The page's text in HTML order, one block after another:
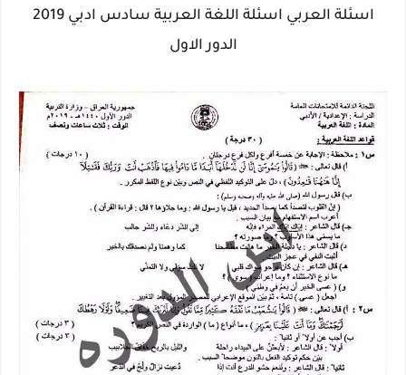
اسئلة العربي اسئلة اللغة العربية سادس ادبي 2019
الدور الاول